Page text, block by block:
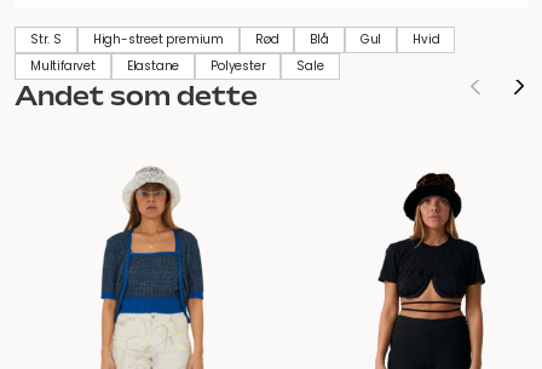
Str. S High-street premium Rød Blå Gul
Hvid
Multifarvet
Elastane Polyester Sale
Andet som dette